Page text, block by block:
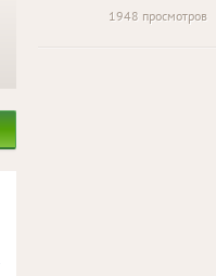
1948 просмотров